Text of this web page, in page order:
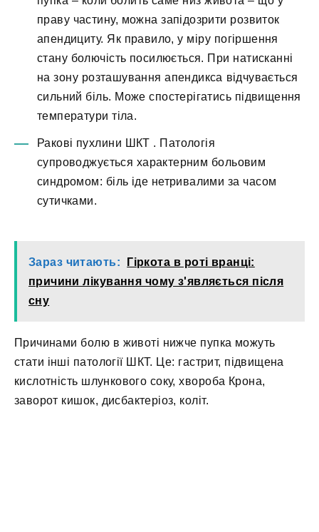
праву частину, можна запідозрити розвиток
апендициту. Як правило, у міру погіршення
стану болючість посилюється. При натисканні
на зону розташування апендикса відчувається
сильний біль. Може спостерігатись підвищення
температури тіла.
Ракові пухлини ШКТ . Патологія
супроводжується характерним больовим
синдромом: біль іде нетривалими за часом
сутичками.
Зараз читають:
Гіркота в роті вранці:
причини лікування чому з'являється після
сну
Причинами болю в животі нижче пупка можуть
стати інші патології ШКТ. Це: гастрит, підвищена
кислотність шлункового соку, хвороба Крона,
заворот кишок, дисбактеріоз, коліт.